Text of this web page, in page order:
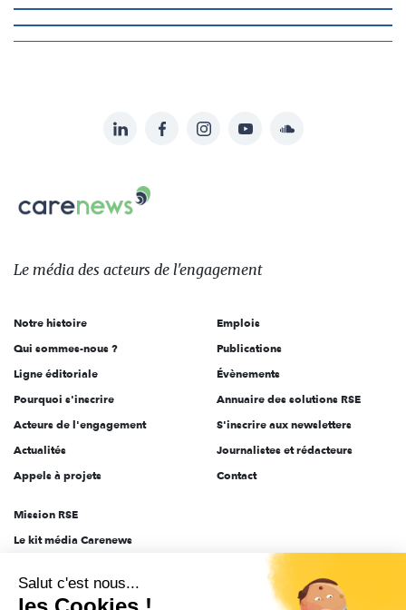
sur:
LinkedInFacebookInstagramYouTubeSoundcloud
Carenews,
Le
des
l'engagement
Le média des acteurs de l'engagement
Notre histoire
Qui sommes-nous ?
Ligne éditoriale
Pourquoi s'inscrire
Acteurs de l'engagement
Actualités
Appels à projets
Emplois
Publications
Évènements
Annuaire des solutions RSE
S'inscrire aux newsletters
Journalistes et rédacteurs
Contact
Mission RSE
Le kit média Carenews
AEF info
Salut c'est nous...